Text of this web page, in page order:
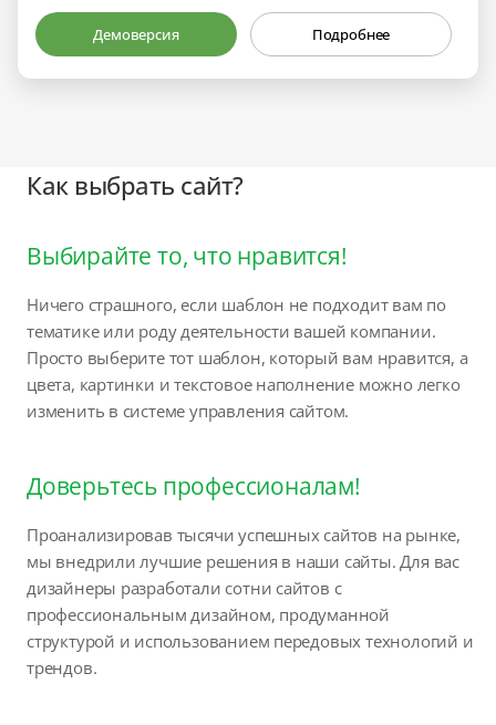
Демоверсия Подробнее
Как выбрать сайт?
Выбирайте то, что нравится!
Ничего страшного, если шаблон не подходит вам по
тематике или роду деятельности вашей компании.
Просто выберите тот шаблон, который вам нравится, а
цвета, картинки и текстовое наполнение можно легко
изменить в системе управления сайтом.
Доверьтесь профессионалам!
Проанализировав тысячи успешных сайтов на рынке,
мы внедрили лучшие решения в наши сайты. Для вас
дизайнеры разработали сотни сайтов с
профессиональным дизайном, продуманной
структурой и использованием передовых технологий и
трендов.